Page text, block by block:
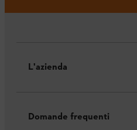
L'azienda
Domande frequenti